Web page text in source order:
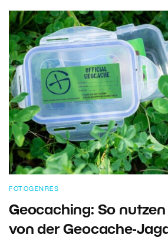
FOTOGENRES
Geocaching: So nutzen
von der Geocache-Jagd